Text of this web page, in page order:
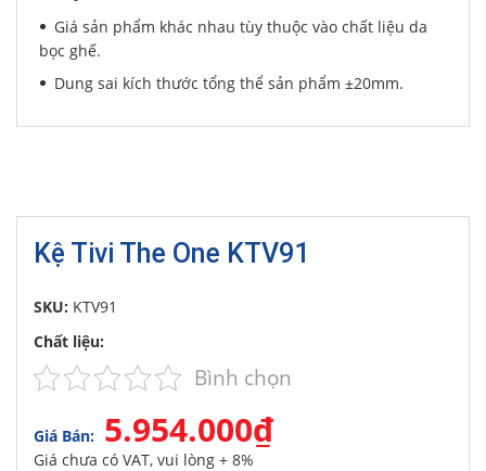
Giá sản phẩm khác nhau tùy thuộc vào chất liệu da
bọc ghế.
Dung sai kích thước tổng thể sản phẩm ±20mm.
Kệ Tivi The One KTV91
SKU: KTV91
Chất liệu:
Bình chọn
Giá Bán: 5.954.000₫
Giá chưa có VAT, vui lòng + 8%